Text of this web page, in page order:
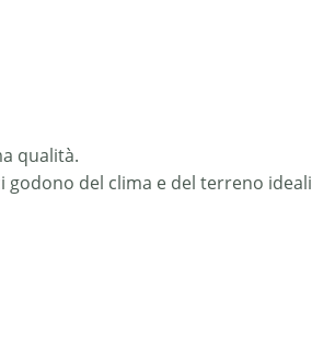
qualità.
godono del clima e del terreno ideali